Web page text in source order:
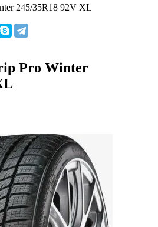
245/35R18 92V XL
Pro Winter